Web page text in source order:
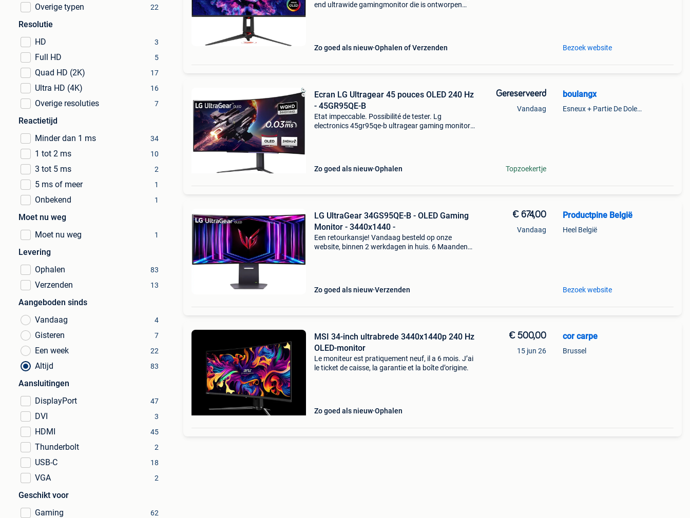
Overige typen 22
Resolutie
HD
3
Full HD 5
Quad HD (2K) 17
Ultra HD (4K) 16
Overige resoluties 7
Reactietijd
Minder dan 1 ms
34
1 tot 2 ms 10
3 tot 5 ms 2
5 ms of meer 1
Onbekend 1
Moet nu weg
Moet nu weg
1
Levering
Ophalen
83
Verzenden 13
Aangeboden sinds
Vandaag
4
Gisteren 7
Een week 22
Altijd 83
Aansluitingen
DisplayPort
47
DVI 3
HDMI 45
Thunderbolt 2
USB-C 18
VGA 2
Geschikt voor
Gaming
62
end ultrawide gamingmonitor die is ontworpen
Zo goed als nieuw Ophalen of Verzenden Bezoek website
Ecran LG Ultragear 45 pouces OLED 240 Hz
- 45GR95QE-B
Etat impeccable. Possibilité de tester. Lg
electronics 45gr95qe-b ultragear gaming monitor
Zo goed als nieuw Ophalen
Gereserveerd
Vandaag
Topzoekertje
boulangx
Esneux + Partie De Dolembreux
LG UltraGear 34GS95QE-B - OLED Gaming
Monitor - 3440x1440 -
Een retourkansje! Vandaag besteld op onze
website, binnen 2 werkdagen in huis. 6 Maanden
Zo goed als nieuw Verzenden
€ 674,00
Vandaag
Productpine België
Heel België
Bezoek website
MSI 34-inch ultrabrede 3440x1440p 240 Hz
OLED-monitor
Le moniteur est pratiquement neuf, il a 6 mois. J’ai
le ticket de caisse, la garantie et la boîte d’origine.
Zo goed als nieuw Ophalen
€ 500,00
15 jun 26
cor carpe
Brussel